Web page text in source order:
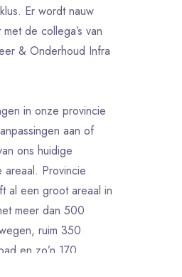
Er wordt nauw
de collega’s van
& Onderhoud Infra
in onze provincie
aan of
ons huidige
areaal. Provincie
al een groot areaal in
meer dan 500
ruim 350
en zo’n 170
Daarbij komen